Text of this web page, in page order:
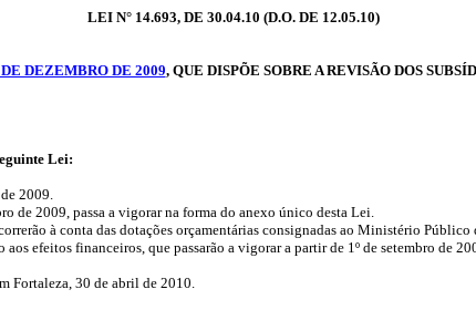
LEI N° 14.693, DE 30.04.10 (D.O. DE 12.05.10)
DEZEMBRO DE 2009, QUE DISPÕE SOBRE A REVISÃO DOS
Lei:
2009.
de 2009, passa a vigorar na forma do anexo único desta Lei.
à conta das dotações orçamentárias consignadas ao Ministério Público
efeitos financeiros, que passarão a vigorar a partir de 1º de setembro de
Fortaleza, 30 de abril de 2010.